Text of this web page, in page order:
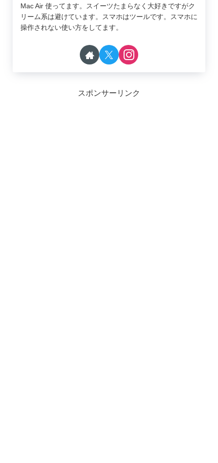
Mac Air 使ってます。スイーツたまらなく大好きですがク
リーム系は避けています。スマホはツールです。スマホに
操作されない使い方をしてます。
スポンサーリンク